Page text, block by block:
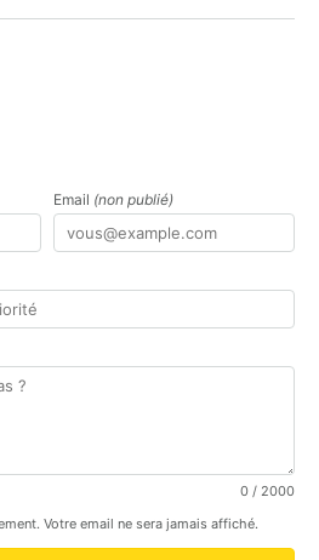
Email (non publié)
0 / 2000
Votre email ne sera jamais affiché.